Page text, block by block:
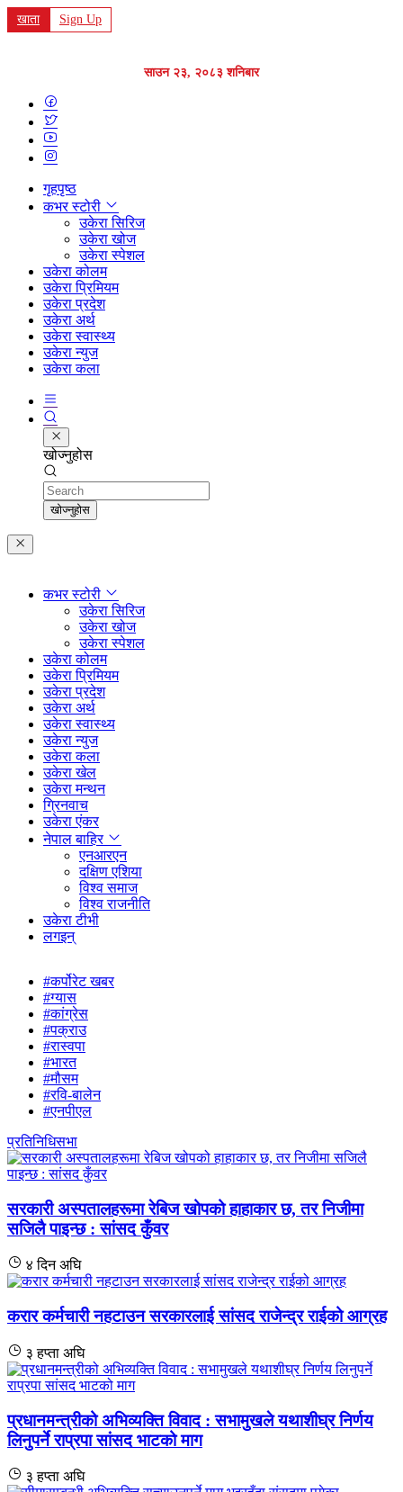
खाता Sign Up
साउन २३, २०८३ शनिबार
गृहपृष्ठ
कभर स्टोरी
उकेरा सिरिज
उकेरा खोज
उकेरा स्पेशल
उकेरा कोलम
उकेरा प्रिमियम
उकेरा प्रदेश
उकेरा अर्थ
उकेरा स्वास्थ्य
उकेरा न्युज
उकेरा कला
खोज्नुहोस
Search
खोज्नुहोस
कभर स्टोरी
उकेरा सिरिज
उकेरा खोज
उकेरा स्पेशल
उकेरा कोलम
उकेरा प्रिमियम
उकेरा प्रदेश
उकेरा अर्थ
उकेरा स्वास्थ्य
उकेरा न्युज
उकेरा कला
उकेरा खेल
उकेरा मन्थन
ग्रिनवाच
उकेरा एंकर
नेपाल बाहिर
एनआरएन
दक्षिण एशिया
विश्व समाज
विश्व राजनीति
उकेरा टीभी
लगइन्
#कर्पोरेट खबर
#ग्यास
#कांग्रेस
#पक्राउ
#रास्वपा
#भारत
#मौसम
#रवि-बालेन
#एनपीएल
प्रतिनिधिसभा
सरकारी अस्पतालहरूमा रेबिज खोपको हाहाकार छ, तर निजीमा
सजिलै पाइन्छ : सांसद कुँवर
४ दिन अघि
करार कर्मचारी नहटाउन सरकारलाई सांसद राजेन्द्र राईको आग्रह
३ हप्ता अघि
प्रधानमन्त्रीको अभिव्यक्ति विवाद : सभामुखले यथाशीघ्र निर्णय
लिनुपर्ने राप्रपा सांसद भाटको माग
३ हप्ता अघि